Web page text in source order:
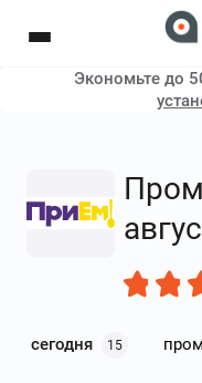
Экономьте до
сегодня 15